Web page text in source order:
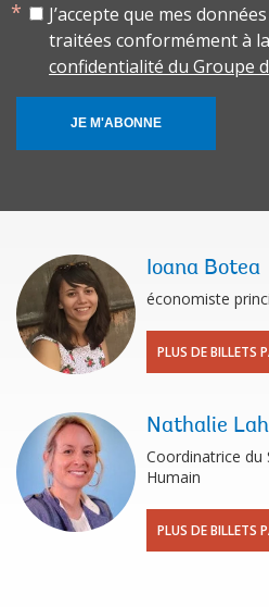
J’accepte que mes
traitées conformément à la
confidentialité du Groupe
JE M'ABONNE
Ioana Botea
économiste
PLUS DE BILLETS
Nathalie
Coordinatrice du
Humain
PLUS DE BILLETS